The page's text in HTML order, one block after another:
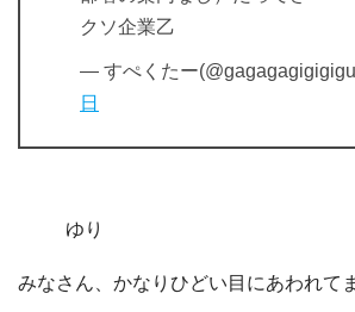
クソ企業乙
— すぺくたー
日
ゆり
みなさん、かなりひどい目にあわれて